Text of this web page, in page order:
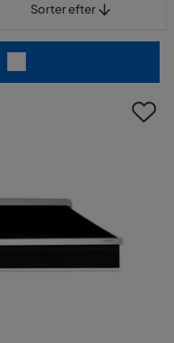
Sorter efter